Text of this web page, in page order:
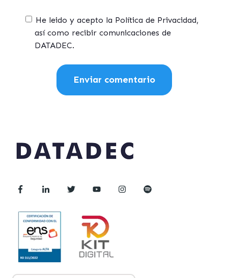
He leido y acepto la Política de Privacidad,
así como recibir comunicaciones de
DATADEC.